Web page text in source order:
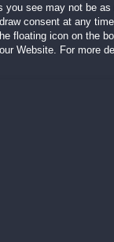
bitte hier.
see may not be as
consent at any
floating icon on the
Website. For more